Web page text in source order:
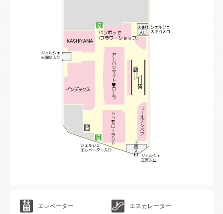
エレベーター エスカレーター